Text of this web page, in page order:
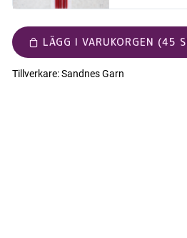
LÄGG I VARUKORGEN (45
Tillverkare:Sandnes Garn